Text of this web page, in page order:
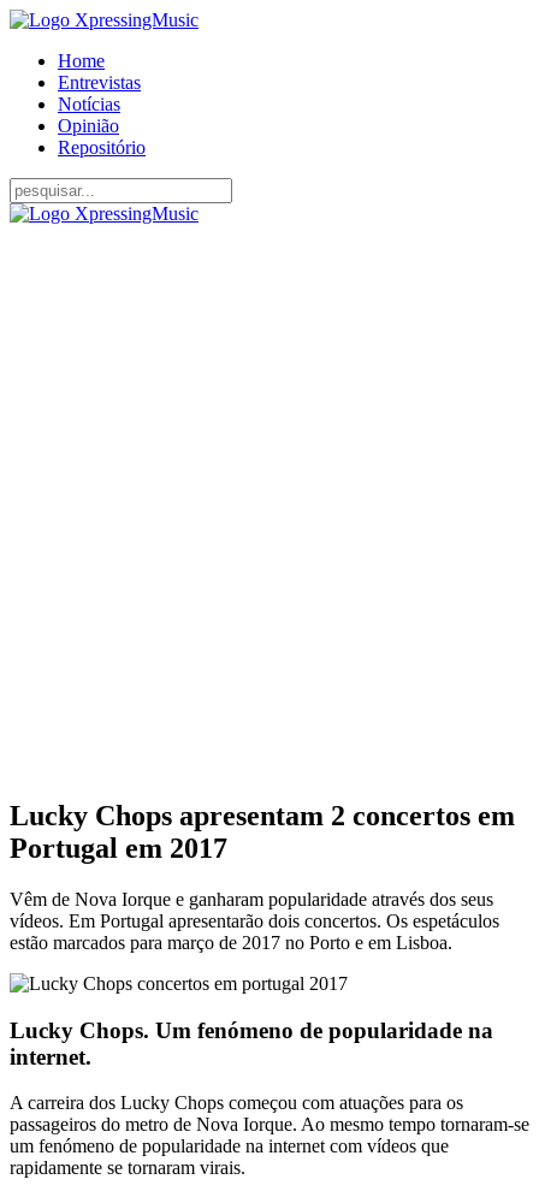
Home
Entrevistas
Notícias
Opinião
Repositório
Lucky Chops apresentam 2 concertos em
Portugal em 2017
Vêm de Nova Iorque e ganharam popularidade através dos seus
vídeos. Em Portugal apresentarão dois concertos. Os espetáculos
estão marcados para março de 2017 no Porto e em Lisboa.
Lucky Chops. Um fenómeno de popularidade na
internet.
A carreira dos Lucky Chops começou com atuações para os
passageiros do metro de Nova Iorque. Ao mesmo tempo tornaram-se
um fenómeno de popularidade na internet com vídeos que
rapidamente se tornaram virais.